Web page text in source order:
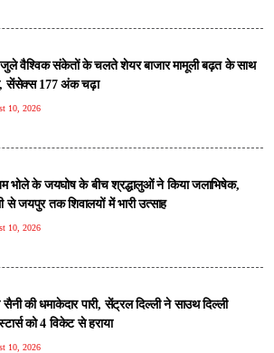
वैश्विक संकेतों के चलते शेयर बाजार मामूली बढ़त के साथ
सेंसेक्स 177 अंक चढ़ा
10, 2026
भोले के जयघोष के बीच श्रद्धालुओं ने किया जलाभिषेक,
से जयपुर तक शिवालयों में भारी उत्साह
10, 2026
की धमाकेदार पारी, सेंट्रल दिल्ली ने साउथ दिल्ली
को 4 विकेट से हराया
10, 2026